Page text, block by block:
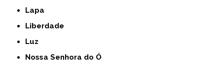
Lapa
Liberdade
Luz
Nossa Senhora do Ó